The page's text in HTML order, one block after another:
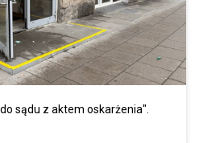
sądu z aktem oskarżenia".